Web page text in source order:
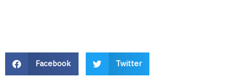
Facebook Twitter